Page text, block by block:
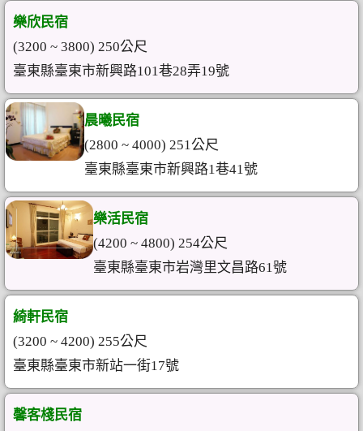
樂欣民宿
(3200 ~ 3800) 250公尺
臺東縣臺東市新興路101巷28弄19號
晨曦民宿
(2800 ~ 4000) 251公尺
臺東縣臺東市新興路1巷41號
樂活民宿
(4200 ~ 4800) 254公尺
臺東縣臺東市岩灣里文昌路61號
綺軒民宿
(3200 ~ 4200) 255公尺
臺東縣臺東市新站一街17號
馨客棧民宿